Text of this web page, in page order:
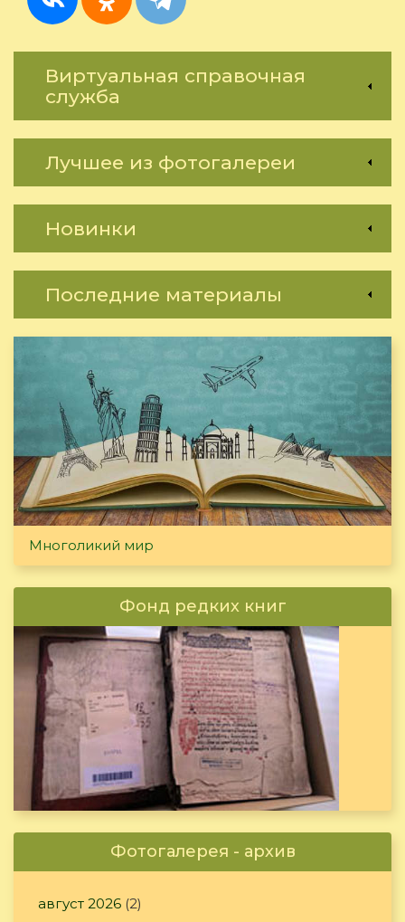
Виртуальная справочная
служба
Лучшее из фотогалереи
Новинки
Последние материалы
Многоликий мир
Фонд редких книг
Фотогалерея - архив
август 2026 (2)